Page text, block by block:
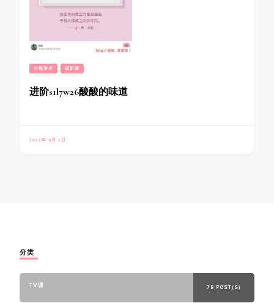
小熊美术 进阶课
进阶s1l7w26酸酸的味道
2022年 9月 2日
分类
TV课 78 POST(S)